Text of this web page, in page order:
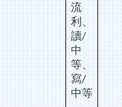
流
利、
讀/
中
等、
寫/
中等